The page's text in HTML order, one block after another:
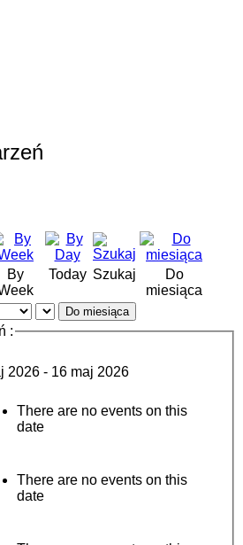
By
Today Szukaj
Do
miesiąca
Do miesiąca
:
2026 - 16 maj 2026
There are no events on this
date
There are no events on this
date